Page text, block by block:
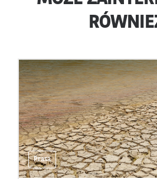
Prasa